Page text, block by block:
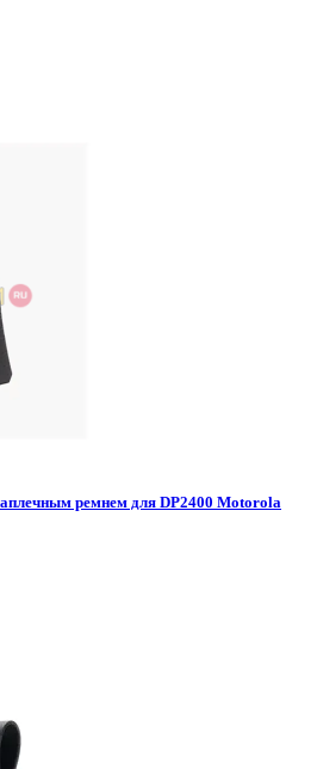
ремнем для DP2400 Motorola